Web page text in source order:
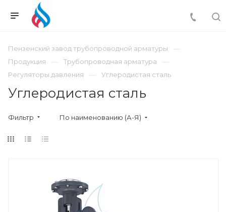
Пензенский завод трубопроводной арматуры
Продукция
Трубопроводная арматура
Регуляторы давления
Углеродистая сталь
Углеродистая сталь
Фильтр По наименованию (А-Я)